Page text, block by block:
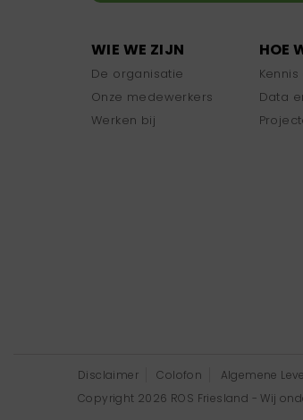
WIE WE ZIJN
De organisatie
Onze medewerkers
Werken bij
HOE
Data
Disclaimer Colofon Algemene
Copyright 2026 ROS Friesland - Wij